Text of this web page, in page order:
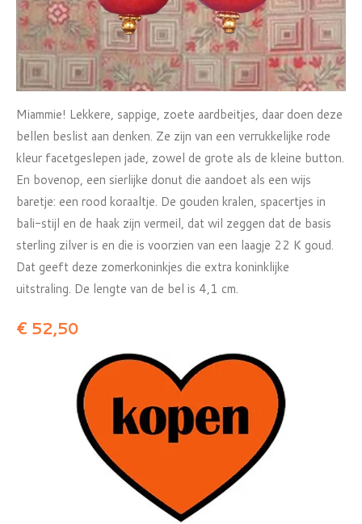
Miammie! Lekkere, sappige, zoete aardbeitjes, daar doen deze
bellen beslist aan denken. Ze zijn van een verrukkelijke rode
kleur facetgeslepen jade, zowel de grote als de kleine button.
En bovenop, een sierlijke donut die aandoet als een wijs
baretje: een rood koraaltje. De gouden kralen, spacertjes in
bali-stijl en de haak zijn vermeil, dat wil zeggen dat de basis
sterling zilver is en die is voorzien van een laagje 22 K goud.
Dat geeft deze zomerkoninkjes die extra koninklijke
uitstraling. De lengte van de bel is 4,1 cm.
€ 52,50